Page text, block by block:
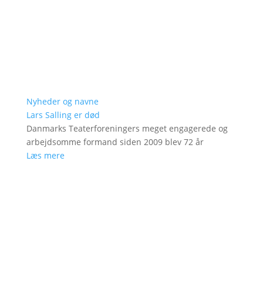
Nyheder og navne
Lars Salling er død
Danmarks Teaterforeningers meget engagerede og
arbejdsomme formand siden 2009 blev 72 år
Læs mere